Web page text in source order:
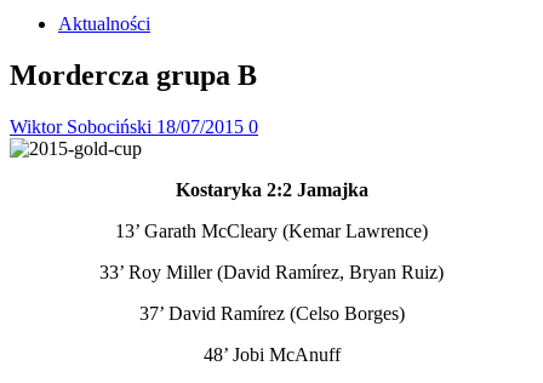
Aktualności
Mordercza grupa B
Wiktor Sobociński 18/07/2015 0
Kostaryka 2:2 Jamajka
13’ Garath McCleary (Kemar Lawrence)
33’ Roy Miller (David Ramírez, Bryan Ruiz)
37’ David Ramírez (Celso Borges)
48’ Jobi McAnuff